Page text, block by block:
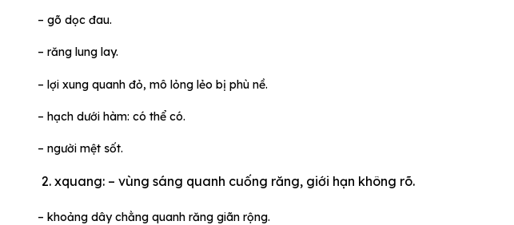
– gõ dọc đau.
– răng lung lay.
– lợi xung quanh đỏ, mô lỏng lẻo bị phù nề.
– hạch dưới hàm: có thể có.
– người mệt sốt.
xquang: – vùng sáng quanh cuống răng, giới hạn không rõ.
– khoảng dây chằng quanh răng giãn rộng.